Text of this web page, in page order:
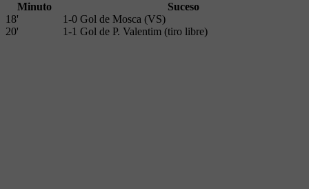
Minuto
Suceso
18'
1-0 Gol de Mosca (VS)
20'
1-1 Gol de P. Valentim (tiro libre)